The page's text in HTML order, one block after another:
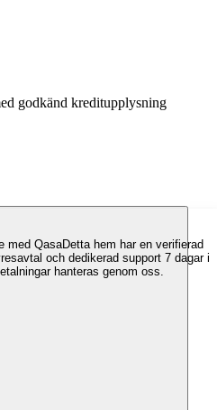
godkänd kreditupplysning
med QasaDetta hem har en verifierad
och dedikerad support 7 dagar i
hanteras genom oss.